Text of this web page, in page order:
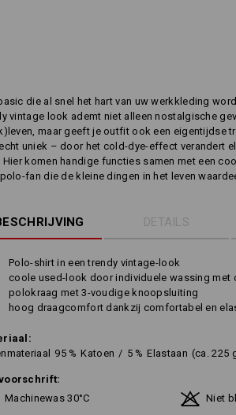
die al snel het hart van uw werkkleding
vintage look ademt niet alleen nostalgische
maar geeft je outfit ook een eigentijdse
uniek – door het cold-dye-effect verandert
Hier komen handige functies samen met een
fan die de kleine dingen in het leven
DETAILS
Polo-shirt in een trendy vintage-look
coole used-look door individuele wassing met
polokraag met 3-voudige knoopsluiting
hoog draagcomfort dankzij comfortabel en
95% Katoen / 5% Elastaan (ca. 225
Machinewas 30°C
Niet